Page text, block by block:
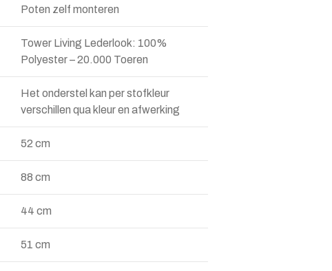
Poten zelf monteren
Tower Living Lederlook: 100%
Polyester – 20.000 Toeren
Het onderstel kan per stofkleur
verschillen qua kleur en afwerking
52 cm
88 cm
44 cm
51 cm